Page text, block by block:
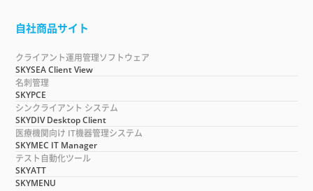
自社商品サイト
クライアント運用管理ソフトウェア
SKYSEA Client View
名刺管理
SKYPCE
シンクライアント システム
SKYDIV Desktop Client
医療機関向け IT機器管理システム
SKYMEC IT Manager
テスト自動化ツール
SKYATT
SKYMENU